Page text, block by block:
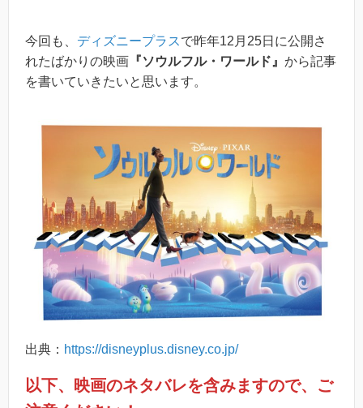
今回も、 ディズニープラスで昨年12月25日に公開さ
れたばかりの映画 『ソウルフル・ワールド』 から記事
を書いていきたいと思います。
出典： https://disneyplus.disney.co.jp/
以下、映画のネタバレを含みますので、ご